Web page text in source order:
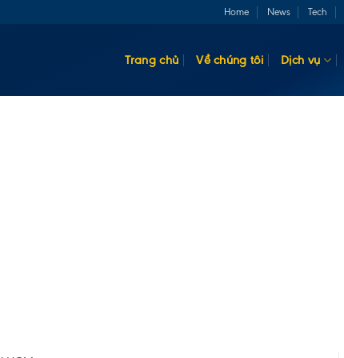
Home News Tech
Trang chủ Về chúng tôi Dịch vụ